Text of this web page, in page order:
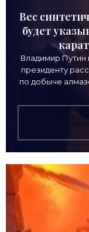
Вес
будет
Владимир Путин
президенту
по добыче